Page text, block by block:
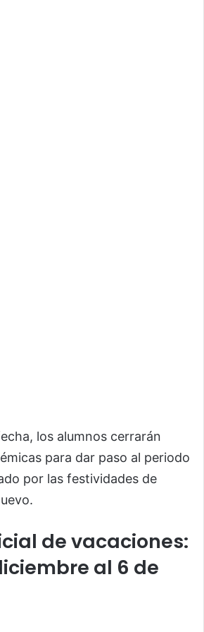
los alumnos cerrarán
para dar paso al periodo
por las festividades de
de vacaciones:
al 6 de